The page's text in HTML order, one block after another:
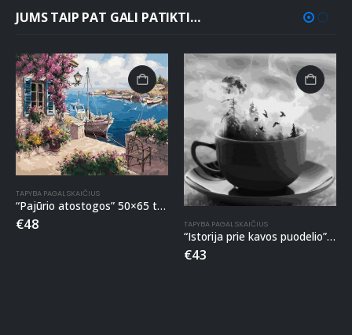
JUMS TAIP PAT GALI PATIKTI…
TAPYBA PAGAL SKAIČIUS
“Pajūrio atostogos” 50×65 tapyba pagal skaičius
€48 TAPYBA PAGAL SKAIČIUS
“Istorija prie kavos puodelio” 40×50 tapyba pagal skaičius
€43